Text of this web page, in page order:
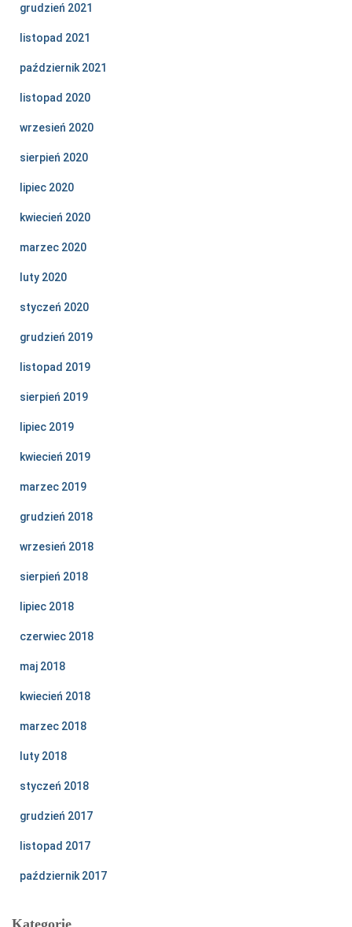
grudzień 2021
listopad 2021
październik 2021
listopad 2020
wrzesień 2020
sierpień 2020
lipiec 2020
kwiecień 2020
marzec 2020
luty 2020
styczeń 2020
grudzień 2019
listopad 2019
sierpień 2019
lipiec 2019
kwiecień 2019
marzec 2019
grudzień 2018
wrzesień 2018
sierpień 2018
lipiec 2018
czerwiec 2018
maj 2018
kwiecień 2018
marzec 2018
luty 2018
styczeń 2018
grudzień 2017
listopad 2017
październik 2017
Kategorie